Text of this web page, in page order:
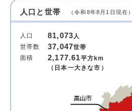
人口と世帯 （令和8年8月1日現在）
人口 81,073人
世帯数
37,047世帯
面積
2,177.61平方km
（日本一大きな市）